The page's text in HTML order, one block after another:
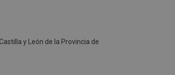
y León de la Provincia de